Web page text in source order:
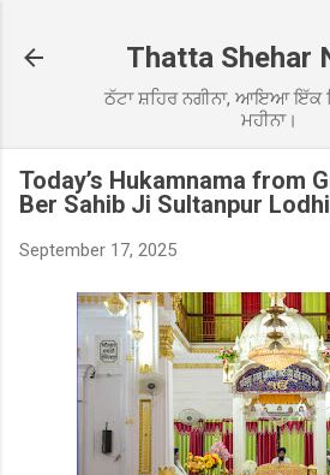
Thatta Shehar
ਠੱਟਾ ਸ਼ਹਿਰ ਨਗੀਨਾ, ਆਇਆ ਇੱਕ
ਮਹੀਨਾ।
Today’s Hukamnama from
Ber Sahib Ji Sultanpur Lodhi
September 17, 2025